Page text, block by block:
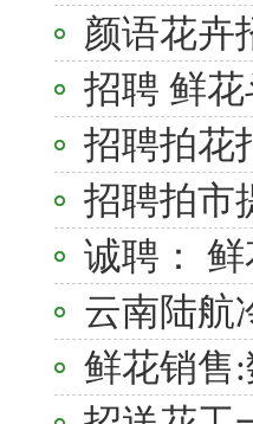
颜语花卉
招聘 鲜
招聘拍花
招聘拍市
诚聘：
云南陆航
鲜花销售: